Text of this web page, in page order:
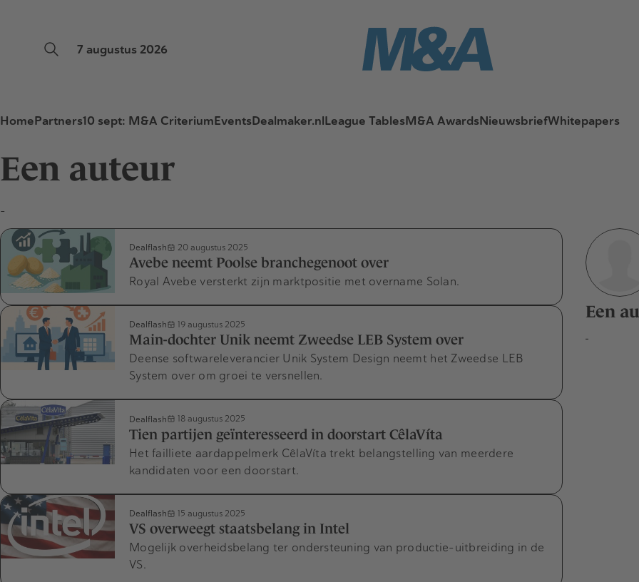
7 augustus 2026
HomePartners10 sept: M&A CriteriumEventsDealmaker.nlLeague TablesM&A AwardsNieuwsbriefWhitepapers
Een auteur
-
Dealflash 20 augustus 2025
Avebe neemt Poolse branchegenoot over
Royal Avebe versterkt zijn marktpositie met overname Solan.
Dealflash 19 augustus 2025
Main-dochter Unik neemt Zweedse LEB System over
Deense softwareleverancier Unik System Design neemt het Zweedse LEB
System over om groei te versnellen.
Dealflash 18 augustus 2025
Tien partijen geïnteresseerd in doorstart CêlaVíta
Het failliete aardappelmerk CêlaVíta trekt belangstelling van meerdere
kandidaten voor een doorstart.
Dealflash 15 augustus 2025
VS overweegt staatsbelang in Intel
Mogelijk overheidsbelang ter ondersteuning van productie-uitbreiding in de
VS.
Een
-